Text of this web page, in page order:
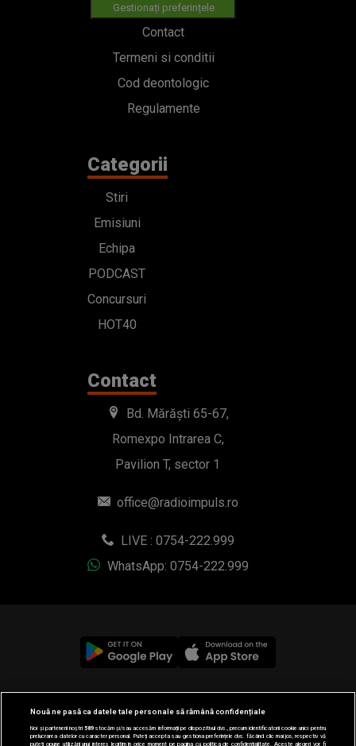
Gestionați preferințele
Contact
Termeni si conditii
Cod deontologic
Regulamente
Categorii
Stiri
Emisiuni
Echipa
PODCAST
Concursuri
HOT40
Contact
Bd. Mărăști 65-67,
Romexpo Intrarea C,
Pavilion T, sector 1
office@radioimpuls.ro
LIVE : 0754-222.999
WhatsApp: 0754-222.999
© 2019-2026 DOGAN MEDIA INTERNATIONAL SA, Toate
drepturile rezervate.
Nouă ne pasă ca datele tale personale să rămână confidențiale
Noi și partenerii noștri589stocăm și/sau accesăm informații pe dispozitivul dvs., precum identificatorii cookie unici pentru
prelucrarea datelor cu caracter personal. Puteți accepta sau gestiona preferințele dvs. făcând clic mai jos, respectiv vă
puteți opune utilizării unui interes legitim în orice moment pe pagina cu politica de confidențialitate. Aceste alegeri vor fi